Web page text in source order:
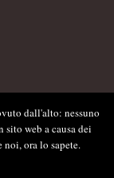
dall'alto: nessuno
sito web a causa dei
ora lo sapete.